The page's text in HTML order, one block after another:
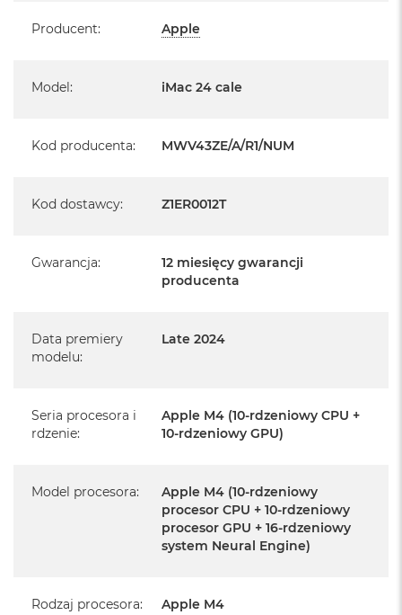
Informacje o produkcie:
producenta
serwisowym Apple na terenie całego świata.
kontaktując się z naszym handlowcem.
Posiada system operacyjny macOS w języku
polskim oraz polskie menu
urządzenia.
24-calowy iMac
Magic Keyboard z Touch ID i polem numerycznym
Producent: Apple
Model: iMac 24 cale
Kod producenta: MWV43ZE/A/R1/NUM
Kod dostawcy: Z1ER0012T
Gwarancja:
12 miesięcy gwarancji
producenta
Data premiery
modelu:
Late 2024
Seria procesora i
rdzenie:
Apple M4 (10-rdzeniowy CPU +
10-rdzeniowy GPU)
Model procesora:
Apple M4 (10-rdzeniowy
procesor CPU + 10-rdzeniowy
procesor GPU + 16-rdzeniowy
system Neural Engine)
Rodzaj procesora: Apple M4